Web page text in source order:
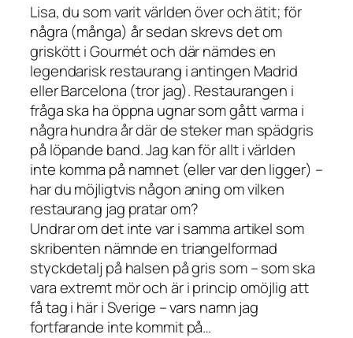
Lisa, du som varit världen över och ätit; för
några (många) år sedan skrevs det om
griskött i Gourmét och där nämdes en
legendarisk restaurang i antingen Madrid
eller Barcelona (tror jag). Restaurangen i
fråga ska ha öppna ugnar som gått varma i
några hundra år där de steker man spädgris
på löpande band. Jag kan för allt i världen
inte komma på namnet (eller var den ligger) –
har du möjligtvis någon aning om vilken
restaurang jag pratar om?
Undrar om det inte var i samma artikel som
skribenten nämnde en triangelformad
styckdetalj på halsen på gris som – som ska
vara extremt mör och är i princip omöjlig att
få tag i här i Sverige – vars namn jag
fortfarande inte kommit på…